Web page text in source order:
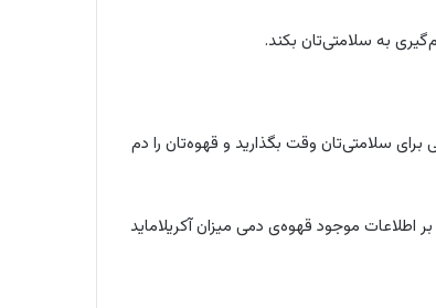
به سلامتی‌تان بکند.
سلامتی‌تان وقت بگذارید و قهوه‌تان را دم
موجود قهوه‌ی دمی میزان آکریلاماید